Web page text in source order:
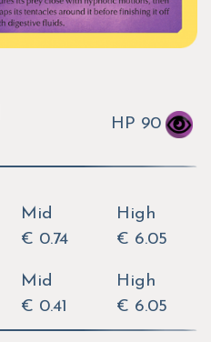
HP 90
Mid
€ 0.74
High
€ 6.05
Mid
€ 0.41
High
€ 6.05